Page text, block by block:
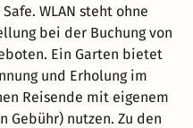
WLAN steht ohne
bei der Buchung von
Ein Garten bietet
und Erholung im
Reisende mit eigenem
Gebühr) nutzen. Zu den